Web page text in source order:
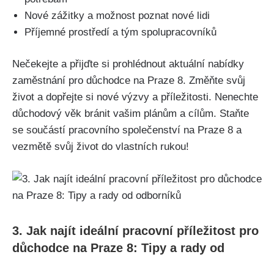
Nové zážitky a možnost poznat nové lidi
Příjemné prostředí a tým spolupracovníků
Nečekejte a přijďte si prohlédnout aktuální nabídky
zaměstnání pro důchodce na Praze 8. Změňte svůj
život a dopřejte si nové výzvy a příležitosti. Nenechte
důchodový věk bránit vašim plánům a cílům. Staňte
se součástí pracovního společenství na Praze 8 a
vezmětě svůj život do vlastních rukou!
3. Jak najít ideální pracovní příležitost pro
důchodce na Praze 8: Tipy a rady od